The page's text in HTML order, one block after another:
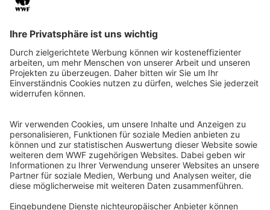
WWF Deutschland
Reinhardtstr. 18
10117 Berlin
Ihre Spende kann steuerlich geltend gemacht werden
Registriert als Stiftung WWF Deutschland, Senatsverwaltung für
Justiz Berlin, Az: 3416/976/2
Umsatzsteuer-Identifikationsnummer: DE 114236103
Freistellungsbescheid: Als gemeinnützige Körperschaft befreit